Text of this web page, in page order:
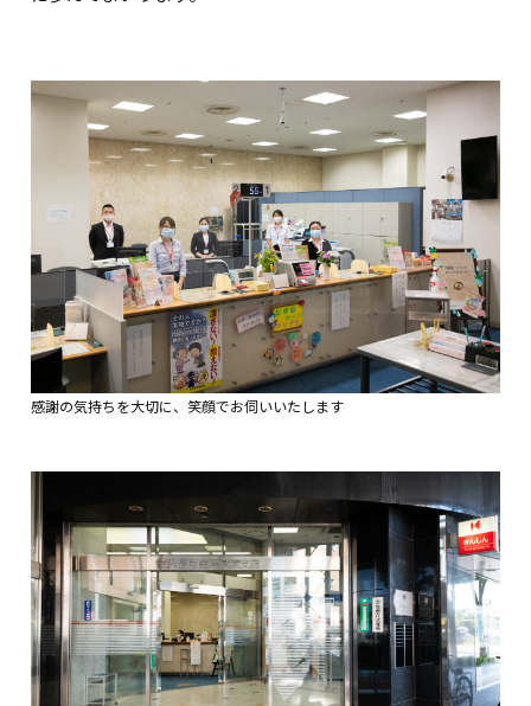
感謝の気持ちを大切に、笑顔でお伺いいたします